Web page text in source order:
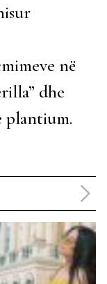
në
dhe
plantium.